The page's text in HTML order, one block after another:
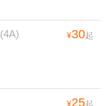
(4A) ¥30起
¥25起